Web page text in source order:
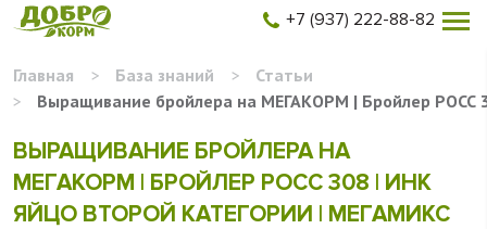
+7 (937) 222-88-82
Главная > База знаний >
Статьи
>
Выращивание бройлера на МЕГАКОРМ | Бройлер РОСС
ВЫРАЩИВАНИЕ БРОЙЛЕРА НА
МЕГАКОРМ | БРОЙЛЕР РОСС 308 | ИНК
ЯЙЦО ВТОРОЙ КАТЕГОРИИ | МЕГАМИКС